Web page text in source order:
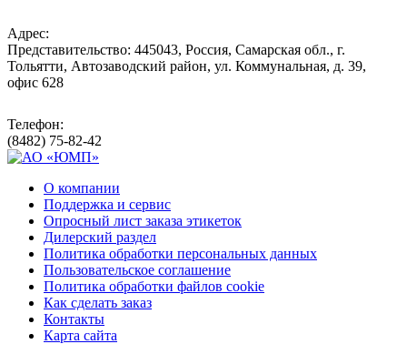
Адрес:
Представительство: 445043, Россия, Самарская обл., г.
Тольятти, Автозаводский район, ул. Коммунальная, д. 39,
офис 628
Телефон:
(8482) 75-82-42
О компании
Поддержка и сервис
Опросный лист заказа этикеток
Дилерский раздел
Политика обработки персональных данных
Пользовательское соглашение
Политика обработки файлов cookie
Как сделать заказ
Контакты
Карта сайта